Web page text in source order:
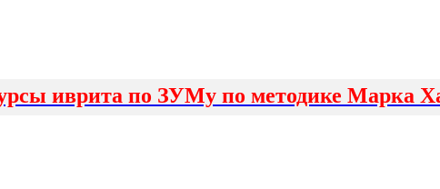
иврита по ЗУМу по методике Марка